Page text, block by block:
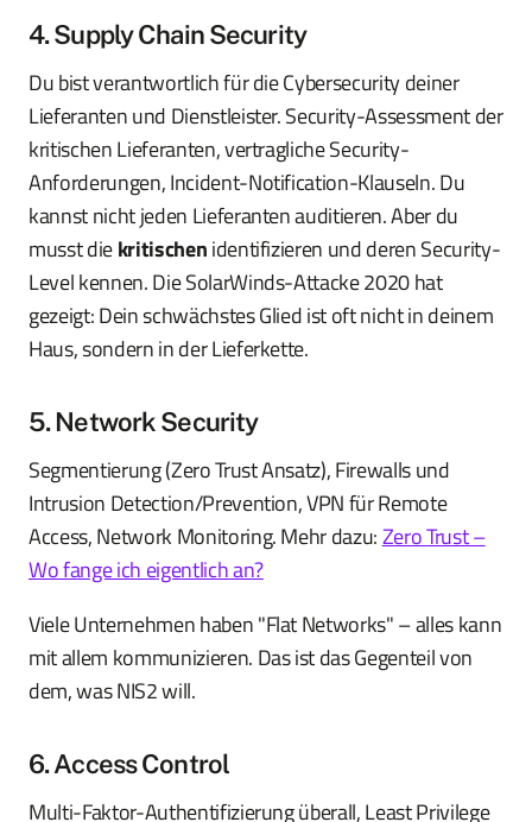
4. Supply Chain Security
Du bist verantwortlich für die Cybersecurity deiner
Lieferanten und Dienstleister. Security-Assessment der
kritischen Lieferanten, vertragliche Security-
Anforderungen, Incident-Notification-Klauseln. Du
kannst nicht jeden Lieferanten auditieren. Aber du
musst diekritischenidentifizieren und deren Security-
Level kennen. Die SolarWinds-Attacke 2020 hat
gezeigt: Dein schwächstes Glied ist oft nicht in deinem
Haus, sondern in der Lieferkette.
5. Network Security
Segmentierung (Zero Trust Ansatz), Firewalls und
Intrusion Detection/Prevention, VPN für Remote
Access, Network Monitoring. Mehr dazu:Zero Trust –
Wo fange ich eigentlich an?
Viele Unternehmen haben "Flat Networks" – alles kann
mit allem kommunizieren. Das ist das Gegenteil von
dem, was NIS2 will.
6. Access Control
Multi-Faktor-Authentifizierung überall, Least Privilege